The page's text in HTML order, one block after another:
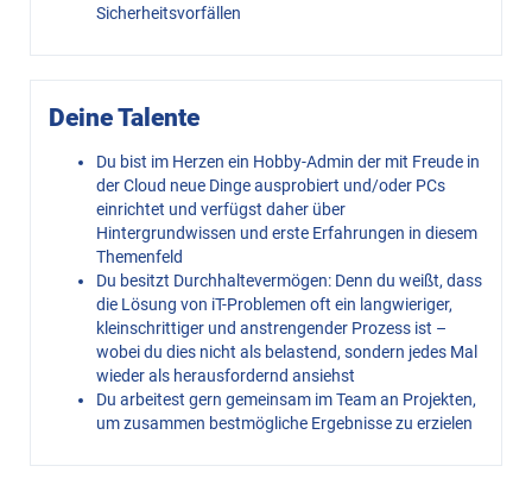
Sicherheitsvorfällen
Deine Talente
Du bist im Herzen ein Hobby-Admin der mit Freude in
der Cloud neue Dinge ausprobiert und/oder PCs
einrichtet und verfügst daher über
Hintergrundwissen und erste Erfahrungen in diesem
Themenfeld
Du besitzt Durchhaltevermögen: Denn du weißt, dass
die Lösung von iT-Problemen oft ein langwieriger,
kleinschrittiger und anstrengender Prozess ist –
wobei du dies nicht als belastend, sondern jedes Mal
wieder als herausfordernd ansiehst
Du arbeitest gern gemeinsam im Team an Projekten,
um zusammen bestmögliche Ergebnisse zu erzielen